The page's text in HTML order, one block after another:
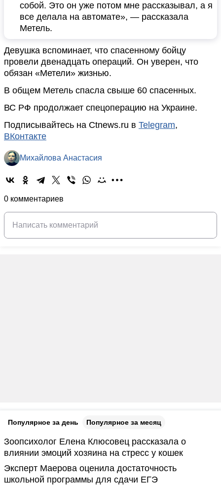
собой. Это он уже потом мне рассказывал, а я
все делала на автомате», — рассказала
Метель.
Девушка вспоминает, что спасенному бойцу
провели двенадцать операций. Он уверен, что
обязан «Метели» жизнью.
В общем Метель спасла свыше 60 спасенных.
ВС РФ продолжает спецоперацию на Украине.
Подписывайтесь на Ctnews.ru в Telegram,
ВКонтакте
Михайлова Анастасия
0 комментариев
Популярное за день Популярное за месяц
Зоопсихолог Елена Клюсовец рассказала о
влиянии эмоций хозяина на стресс у кошек
Эксперт Маерова оценила достаточность
школьной программы для сдачи ЕГЭ